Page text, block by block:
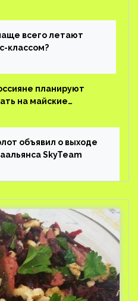
всего летают
классом?
планируют
на майские
объявил о выходе
SkyTeam